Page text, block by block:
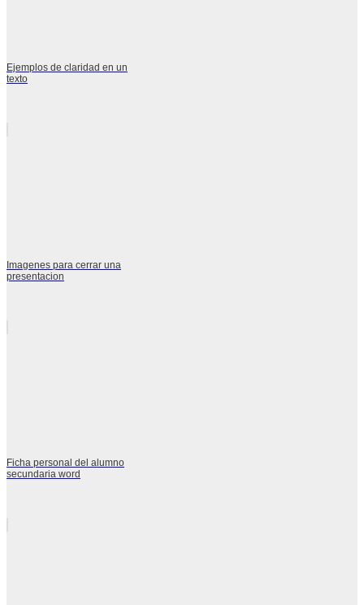
Ejemplos de claridad en un
texto
Imagenes para cerrar una
presentacion
Ficha personal del alumno
secundaria word